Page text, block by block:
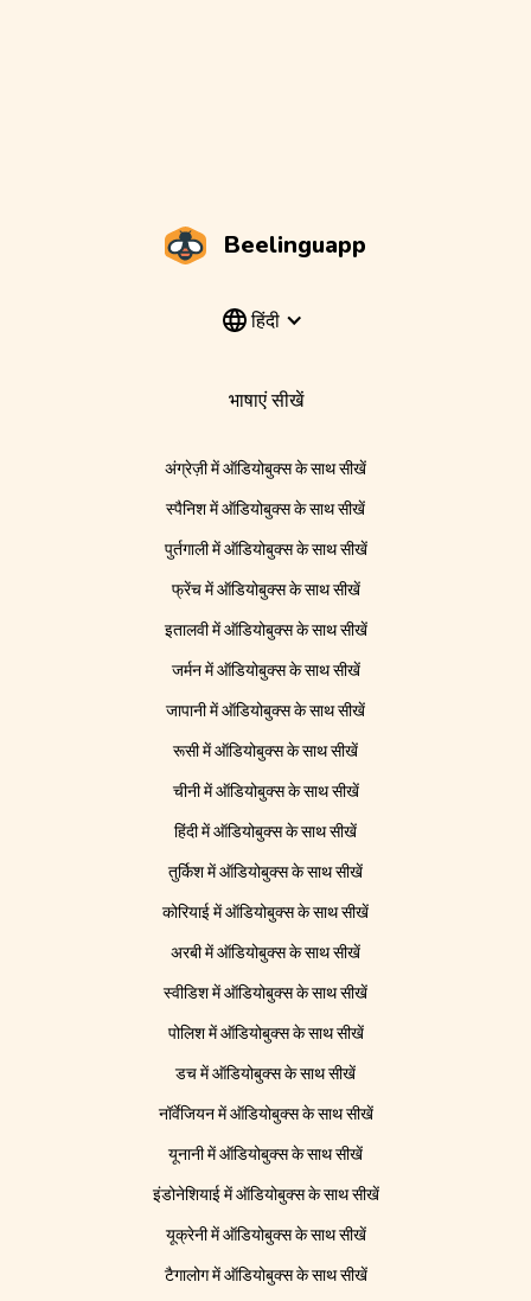
Beelinguapp
हिंदी
भाषाएं सीखें
अंग्रेज़ी में ऑडियोबुक्स के साथ सीखें
स्पैनिश में ऑडियोबुक्स के साथ सीखें
पुर्तगाली में ऑडियोबुक्स के साथ सीखें
फ्रेंच में ऑडियोबुक्स के साथ सीखें
इतालवी में ऑडियोबुक्स के साथ सीखें
जर्मन में ऑडियोबुक्स के साथ सीखें
जापानी में ऑडियोबुक्स के साथ सीखें
रूसी में ऑडियोबुक्स के साथ सीखें
चीनी में ऑडियोबुक्स के साथ सीखें
हिंदी में ऑडियोबुक्स के साथ सीखें
तुर्किश में ऑडियोबुक्स के साथ सीखें
कोरियाई में ऑडियोबुक्स के साथ सीखें
अरबी में ऑडियोबुक्स के साथ सीखें
स्वीडिश में ऑडियोबुक्स के साथ सीखें
पोलिश में ऑडियोबुक्स के साथ सीखें
डच में ऑडियोबुक्स के साथ सीखें
नॉर्वेजियन में ऑडियोबुक्स के साथ सीखें
यूनानी में ऑडियोबुक्स के साथ सीखें
इंडोनेशियाई में ऑडियोबुक्स के साथ सीखें
यूक्रेनी में ऑडियोबुक्स के साथ सीखें
टैगालोग में ऑडियोबुक्स के साथ सीखें